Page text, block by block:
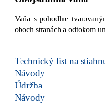
Vaňa s pohodlne
oboch stranách a odtokom
Technický list na
Návody
Údržba
Návody